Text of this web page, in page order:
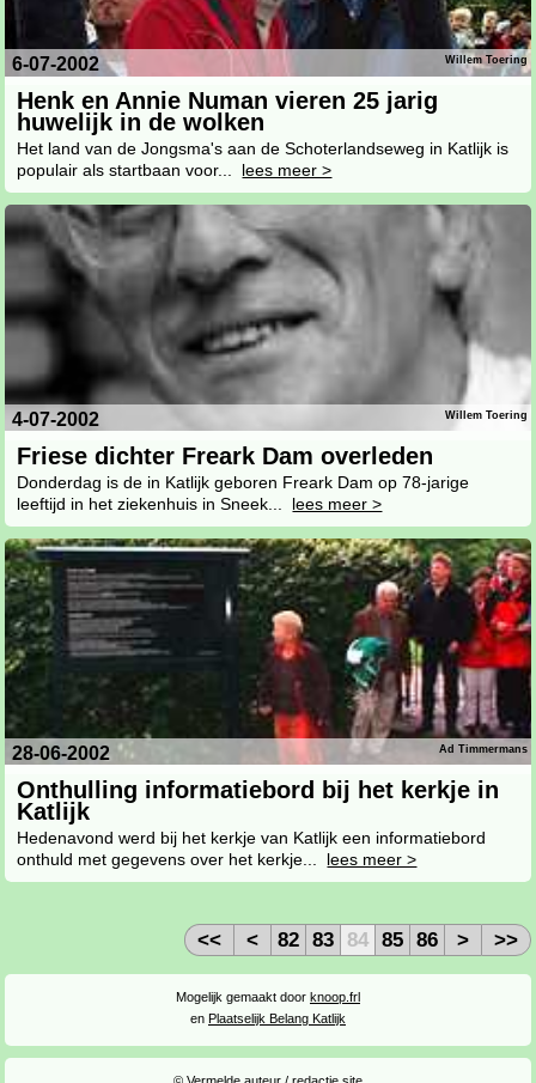
6-07-2002 Willem Toering
Henk en Annie Numan vieren 25 jarig
huwelijk in de wolken
Het land van de Jongsma's aan de Schoterlandseweg in Katlijk is
populair als startbaan voor... lees meer >
4-07-2002 Willem Toering
Friese dichter Freark Dam overleden
Donderdag is de in Katlijk geboren Freark Dam op 78-jarige
leeftijd in het ziekenhuis in Sneek... lees meer >
28-06-2002 Ad Timmermans
Onthulling informatiebord bij het kerkje in
Katlijk
Hedenavond werd bij het kerkje van Katlijk een informatiebord
onthuld met gegevens over het kerkje... lees meer >
<< < 82 83 84 85 86 > >>
Mogelijk gemaakt door knoop.frl
en Plaatselijk Belang Katlijk
© Vermelde auteur / redactie site